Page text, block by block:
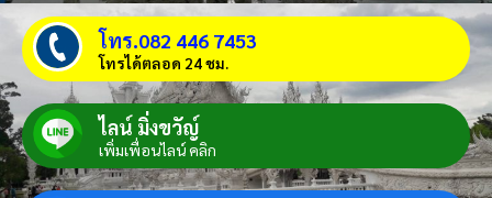
โทร.082 446 7453
โทรได้ตลอด 24 ชม.
ไลน์ มิ่งขวัญ์
เพิ่มเพื่อนไลน์ คลิก